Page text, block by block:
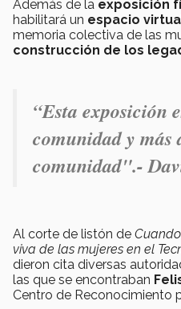
Además de la exposición
habilitará un espacio
memoria colectiva de las
construcción de los
“Esta exposición
comunidad y más
comunidad".-
Al corte de listón de
viva de las mujeres en el
dieron cita diversas
las que se encontraban
Centro de Reconocimiento